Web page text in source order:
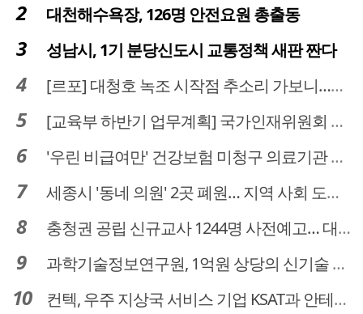
대천해수욕장, 126명 안전요원 총출동
성남시, 1기 분당신도시 교통정책 새판 짠다
[르포] 대청호 녹조 시작점 추소리 가보니…걷어내도 짙은 초록빛
[교육부 하반기 업무계획] 국가인재위원회 신설… 거점국립대 3곳 성장엔진·AI 분야 패키지 지원
'우린 비급여만' 건강보험 미청구 의료기관 대전 65곳 충남 31곳
세종시 '동네 의원' 2곳 폐원… 지역 사회 도마 위
충청권 공립 신규교사 1244명 사전예고… 대전 초등 34명서 4명으로
과학기술정보연구원, 1억원 상당의 신기술 기업 이전 완료
컨텍, 우주 지상국 서비스 기업 KSAT과 안테나 6기 계약 체결